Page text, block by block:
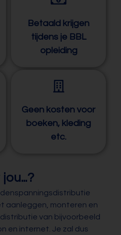
Betaald krijgen
tijdens je BBL
opleiding
Geen kosten voor
boeken, kleding
etc.
aanleggen, monteren en
van bijvoorbeeld
en internet. Je zal dus